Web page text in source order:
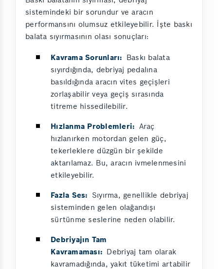
sistemindeki bir sorundur ve aracın
performansını olumsuz etkileyebilir. İşte baskı
balata sıyırmasının olası sonuçları:
Kavrama Sorunları: Baskı balata
sıyırdığında, debriyaj pedalına
basıldığında aracın vites geçişleri
zorlaşabilir veya geçiş sırasında
titreme hissedilebilir.
Hızlanma Problemleri: Araç
hızlanırken motordan gelen güç,
tekerleklere düzgün bir şekilde
aktarılamaz. Bu, aracın ivmelenmesini
etkileyebilir.
Fazla Ses: Sıyırma, genellikle debriyaj
sisteminden gelen olağandışı
sürtünme seslerine neden olabilir.
Debriyajın Tam
Kavramaması: Debriyaj tam olarak
kavramadığında, yakıt tüketimi artabilir